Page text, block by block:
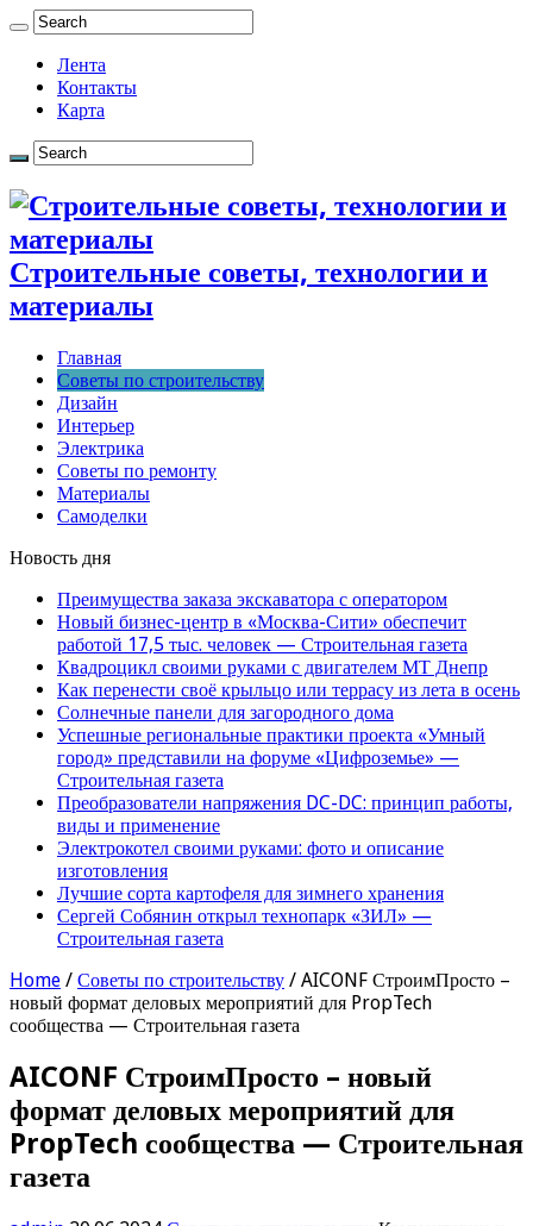
Лента
Контакты
Карта
Строительные советы, технологии и
материалы
Главная
Советы по строительству
Дизайн
Интерьер
Электрика
Советы по ремонту
Материалы
Самоделки
Новость дня
Преимущества заказа экскаватора с оператором
Новый бизнес-центр в «Москва-Сити» обеспечит
работой 17,5 тыс. человек — Строительная газета
Квадроцикл своими руками с двигателем МТ Днепр
Как перенести своё крыльцо или террасу из лета в осень
Солнечные панели для загородного дома
Успешные региональные практики проекта «Умный
город» представили на форуме «Цифроземье» —
Строительная газета
Преобразователи напряжения DC-DC: принцип работы,
виды и применение
Электрокотел своими руками: фото и описание
изготовления
Лучшие сорта картофеля для зимнего хранения
Сергей Собянин открыл технопарк «ЗИЛ» —
Строительная газета
Home / Советы по строительству / AICONF СтроимПросто –
новый формат деловых мероприятий для PropTech
сообщества — Строительная газета
AICONF СтроимПросто – новый
формат деловых мероприятий для
PropTech сообщества — Строительная
газета